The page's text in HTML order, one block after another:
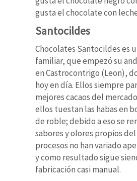
gusta el chocolate con
Santocildes
Chocolates Santocildes es
familiar, que empezó su
en Castrocontrigo (Leon),
hoy en día. Ellos siempre
mejores cacaos del
ellos tuestan las habas en
de roble; debido a eso se
sabores y olores propios del
procesos no han variado
y como resultado sigue
fabricación casi manual.